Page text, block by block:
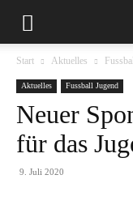
Start Aktuelles
Aktuelles Fussball Jugend
Neuer
für das
9. Juli 2020